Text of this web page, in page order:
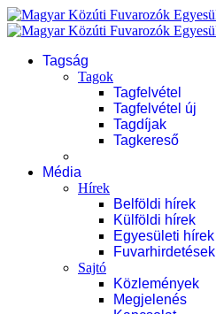
Tagság
Tagok
Tagfelvétel
Tagfelvétel új
Tagdíjak
Tagkereső
Média
Hírek
Belföldi hírek
Külföldi hírek
Egyesületi hírek
Fuvarhirdetések
Sajtó
Közlemények
Megjelenés